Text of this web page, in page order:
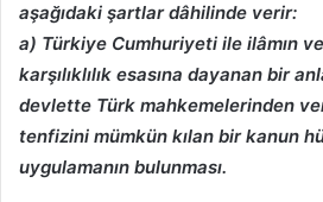
aşağıdaki şartlar dâhilinde verir:
a) Türkiye Cumhuriyeti ile ilâmın
karşılıklılık esasına dayanan bir
devlette Türk mahkemelerinden
tenfizini mümkün kılan bir kanun
uygulamanın bulunması.